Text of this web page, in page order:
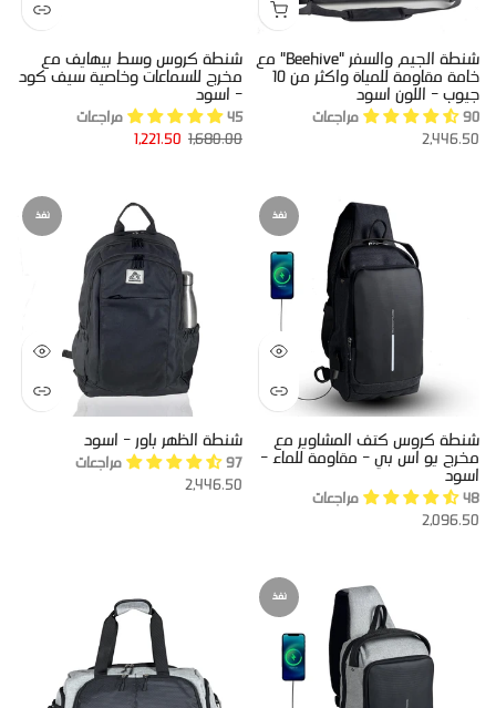
شنطة الجيم والسفر "Beehive" مع
خامة مقاومة للمياة واكثر من 10
جيوب - اللون اسود
90 مراجعات
2,446.50
شنطة كروس وسط بيهايف مع
مخرج للسماعات وخاصية سيف كود
- اسود
45 مراجعات
1,680.00
1,221.50
نفذ
شنطة كروس كتف المشاوير مع
مخرج يو اس بي - مقاومة للماء -
اسود
48 مراجعات
2,096.50
نفذ
شنطة الظهر باور - اسود
97 مراجعات
2,446.50
نفذ